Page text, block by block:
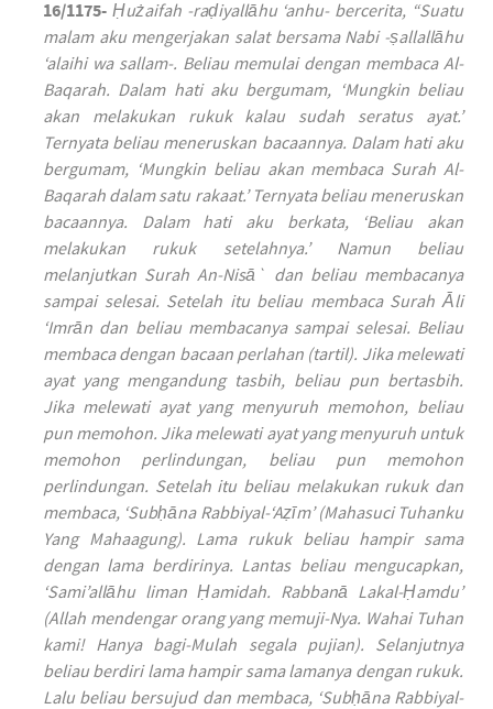
16/1175- Ḥużaifah -raḍiyallāhu ‘anhu- bercerita, “Suatu
malam aku mengerjakan salat bersama Nabi -ṣallallāhu
‘alaihi wa sallam-. Beliau memulai dengan membaca Al-
Baqarah. Dalam hati aku bergumam, ‘Mungkin beliau
akan melakukan rukuk kalau sudah seratus ayat.’
Ternyata beliau meneruskan bacaannya. Dalam hati aku
bergumam, ‘Mungkin beliau akan membaca Surah Al-
Baqarah dalam satu rakaat.’ Ternyata beliau meneruskan
bacaannya. Dalam hati aku berkata, ‘Beliau akan
melakukan rukuk setelahnya.’ Namun beliau
melanjutkan Surah An-Nisā` dan beliau membacanya
sampai selesai. Setelah itu beliau membaca Surah Āli
‘Imrān dan beliau membacanya sampai selesai. Beliau
membaca dengan bacaan perlahan (tartil). Jika melewati
ayat yang mengandung tasbih, beliau pun bertasbih.
Jika melewati ayat yang menyuruh memohon, beliau
pun memohon. Jika melewati ayat yang menyuruh untuk
memohon perlindungan, beliau pun memohon
perlindungan. Setelah itu beliau melakukan rukuk dan
membaca, ‘Subḥāna Rabbiyal-‘Aẓīm’ (Mahasuci Tuhanku
Yang Mahaagung). Lama rukuk beliau hampir sama
dengan lama berdirinya. Lantas beliau mengucapkan,
‘Sami’allāhu liman Ḥamidah. Rabbanā Lakal-Ḥamdu’
(Allah mendengar orang yang memuji-Nya. Wahai Tuhan
kami! Hanya bagi-Mulah segala pujian). Selanjutnya
beliau berdiri lama hampir sama lamanya dengan rukuk.
Lalu beliau bersujud dan membaca, ‘Subḥāna Rabbiyal-